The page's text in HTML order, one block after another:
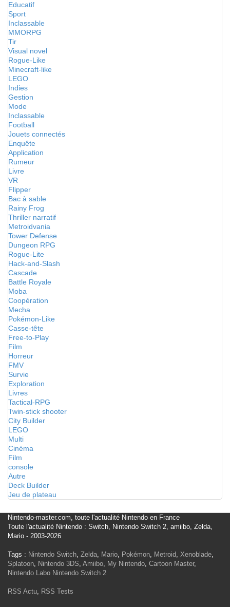
Educatif
Sport
Inclassable
MMORPG
Tir
Visual novel
Rogue-Like
Minecraft-like
LEGO
Indies
Gestion
Mode
Inclassable
Football
Jouets connectés
Enquête
Application
Rumeur
Livre
VR
Flipper
Bac à sable
Rainy Frog
Thriller narratif
Metroidvania
Tower Defense
Dungeon RPG
Rogue-Lite
Hack-and-Slash
Cascade
Battle Royale
Moba
Coopération
Mecha
Pokémon-Like
Casse-tête
Free-to-Play
Film
Horreur
FMV
Survie
Exploration
Livres
Tactical-RPG
Twin-stick shooter
City Builder
LEGO
Multi
Cinéma
Film
console
Autre
Deck Builder
Jeu de plateau
Nintendo-master.com, toute l'actualité Nintendo en France
Toute l'actualité Nintendo : Switch, Nintendo Switch 2, amiibo, Zelda,
Mario - 2003-2026
Tags : Nintendo Switch, Zelda, Mario, Pokémon, Metroid, Xenoblade,
Splatoon, Nintendo 3DS, Amiibo, My Nintendo, Cartoon Master,
Nintendo Labo Nintendo Switch 2
RSS Actu, RSS Tests